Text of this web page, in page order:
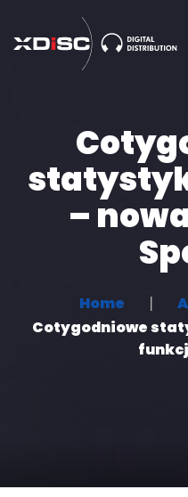
–
Home
Cotygodniowe